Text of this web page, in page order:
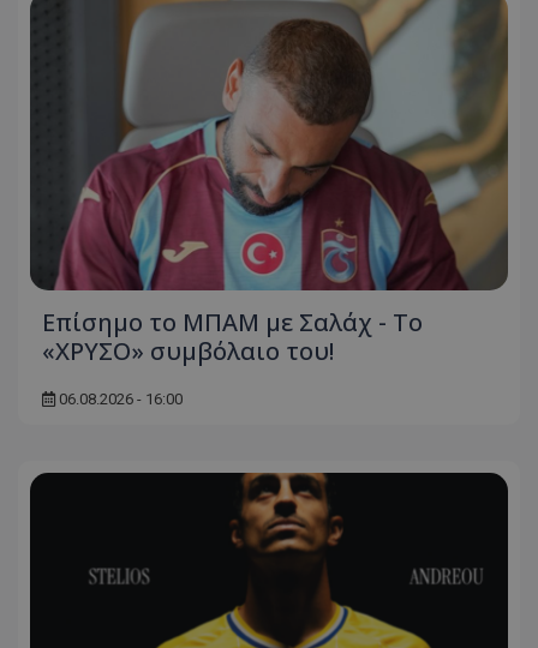
Επίσημο το ΜΠΑΜ με Σαλάχ - Το
«ΧΡΥΣΟ» συμβόλαιο του!
06.08.2026 - 16:00